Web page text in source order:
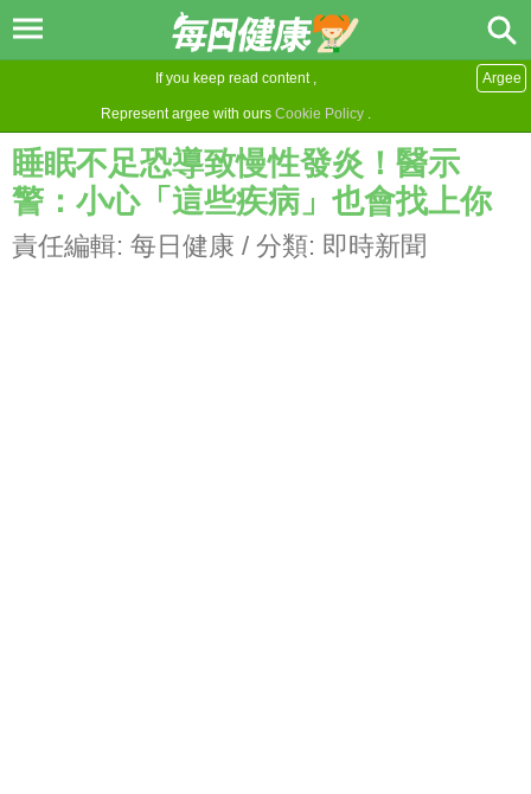
If you keep read content ,
Represent argee with ours Cookie Policy .
Argee
睡眠不足恐導致慢性發炎！醫示
警：小心「這些疾病」也會找上你
責任編輯: 每日健康 / 分類: 即時新聞